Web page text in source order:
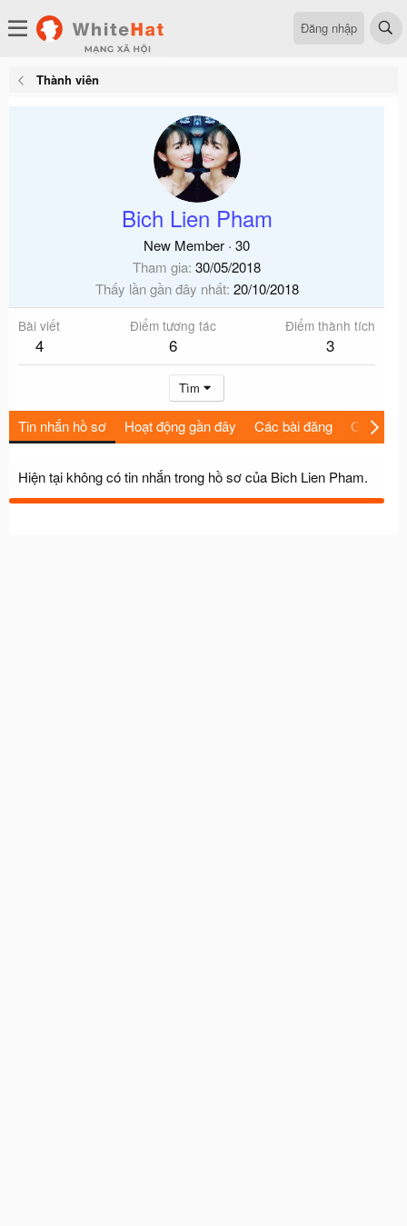
Đăng nhập
Thành viên
Bich Lien Pham
New Member · 30
Tham gia 30/05/2018
Thấy lần gần đây nhất 20/10/2018
Bài viết
4
Điểm tương tác
6
Điểm thành tích
3
Tìm
Tin nhắn hồ sơ Hoạt động gần đây Các bài đăng Giới thiệu
Hiện tại không có tin nhắn trong hồ sơ của Bich Lien Pham.